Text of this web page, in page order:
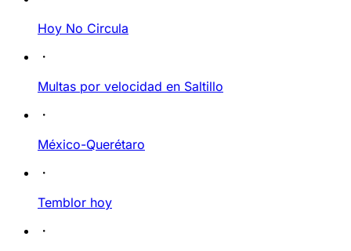
Hoy No Circula
Multas por velocidad en Saltillo
México-Querétaro
Temblor hoy